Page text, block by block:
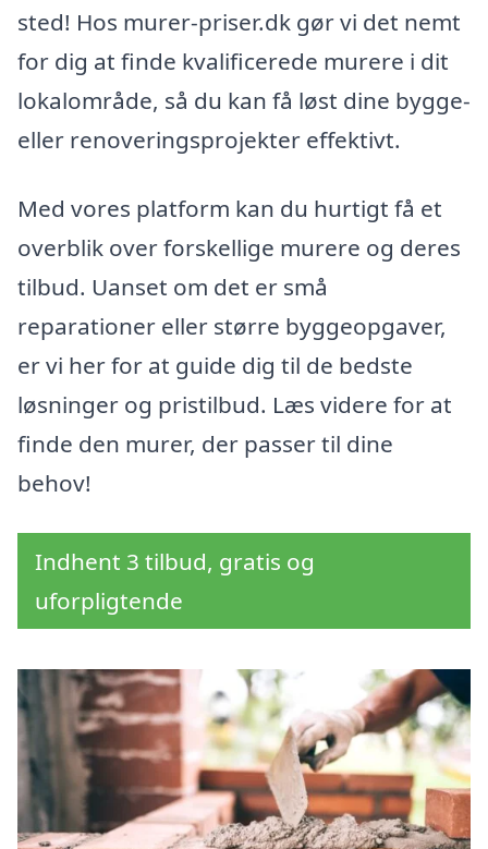
sted! Hos murer-priser.dk gør vi det nemt
for dig at finde kvalificerede murere i dit
lokalområde, så du kan få løst dine bygge-
eller renoveringsprojekter effektivt.
Med vores platform kan du hurtigt få et
overblik over forskellige murere og deres
tilbud. Uanset om det er små
reparationer eller større byggeopgaver,
er vi her for at guide dig til de bedste
løsninger og pristilbud. Læs videre for at
finde den murer, der passer til dine
behov!
Indhent 3 tilbud, gratis og
uforpligtende